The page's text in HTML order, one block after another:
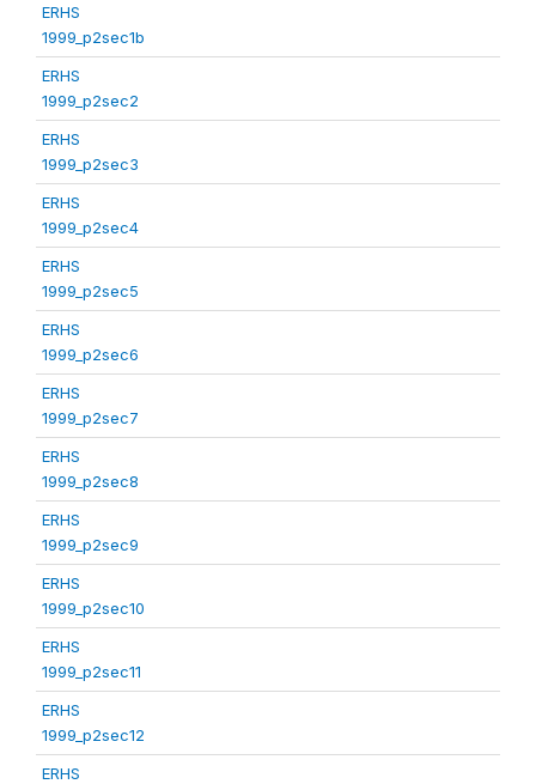
ERHS
1999_p2sec1b
ERHS
1999_p2sec2
ERHS
1999_p2sec3
ERHS
1999_p2sec4
ERHS
1999_p2sec5
ERHS
1999_p2sec6
ERHS
1999_p2sec7
ERHS
1999_p2sec8
ERHS
1999_p2sec9
ERHS
1999_p2sec10
ERHS
1999_p2sec11
ERHS
1999_p2sec12
ERHS